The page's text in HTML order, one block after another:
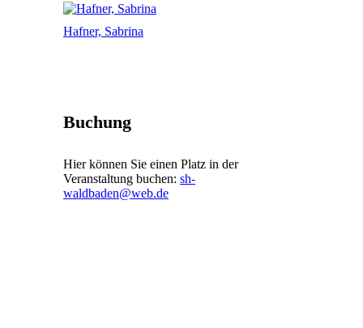
Hafner, Sabrina
Buchung
Hier können Sie einen Platz in der
Veranstaltung buchen: sh-
waldbaden@web.de